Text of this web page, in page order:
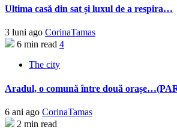
Ultima casă din sat și luxul de a respira…
3 luni ago CorinaTamas
6 min read 4
The city
Aradul, o comună între două
6 ani ago CorinaTamas
2 min read